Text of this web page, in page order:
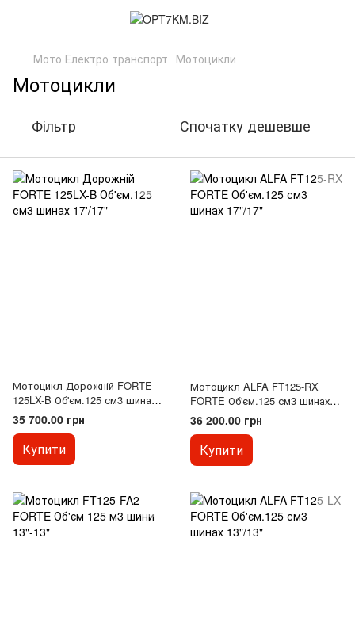
Мото Електро транспорт Мотоцикли
Мотоцикли
Фільтр Спочатку дешевше
Мотоцикл Дорожній FORTE
125LX-B Об'єм.125 см3 шинах
17'/17"
35 700.00 грн
Купити
Мотоцикл ALFA FT125-RX
FORTE Об'єм.125 см3 шинах
17"/17"
36 200.00 грн
Купити